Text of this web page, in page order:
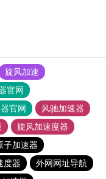
旋风加速
官网
官网
风驰加速器
旋风加速度器
子加速器
度器
外网网址导航